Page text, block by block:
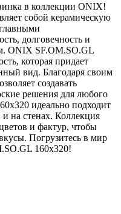
в коллекции ONIX!
собой керамическую
долговечность и
ONIX SF.OM.SO.GL
которая придает
вид. Благодаря своим
создавать
решения для любого
идеально подходит
и на стенах. Коллекция
и фактур, чтобы
Погрузитесь в мир
160х320!